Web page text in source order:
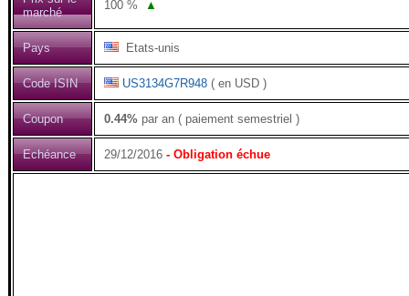
marché
100 % ▲
Pays Etats-unis
Code ISIN US3134G7R948 ( en USD )
Coupon 0.44% par an ( paiement semestriel )
Echéance 29/12/2016 - Obligation échue